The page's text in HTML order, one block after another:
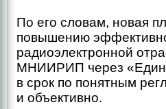
По его словам, новая
повышению
радиоэлектронной
МНИИРИП через
в срок по понятным
и объективно.